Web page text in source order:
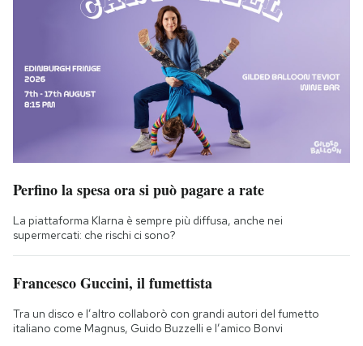
Perfino la spesa ora si può pagare a rate
La piattaforma Klarna è sempre più diffusa, anche nei
supermercati: che rischi ci sono?
Francesco Guccini, il fumettista
Tra un disco e l’altro collaborò con grandi autori del fumetto
italiano come Magnus, Guido Buzzelli e l’amico Bonvi